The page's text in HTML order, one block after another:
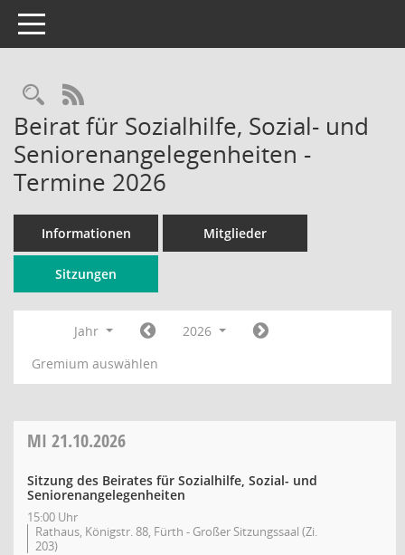
Toggle navigation
Rechercheauswahl
RSS-Feed
Beirat für Sozialhilfe, Sozial- und
Seniorenangelegenheiten -
Termine 2026
Informationen Mitglieder
Sitzungen
Jahr
2026
Gremium auswählen
MI 21.10.2026
Sitzung des Beirates für Sozialhilfe, Sozial- und
Seniorenangelegenheiten
15:00 Uhr
Rathaus, Königstr. 88, Fürth - Großer Sitzungssaal (Zi.
203)